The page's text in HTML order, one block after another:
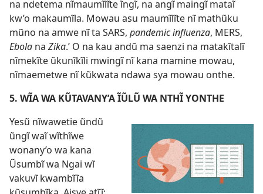
na ndetema nĩmaumĩlĩte ĩngĩ, na angĩ maingĩ mataĩ
kw’o makaumĩla. Mowau asu maumĩlĩte nĩ mathũku
mũno na amwe nĩ ta SARS, pandemic influenza, MERS,
Ebola na Zika.’ O na kau andũ ma saenzi na matakĩtalĩ
nĩmekĩte ũkunĩkĩli mwingĩ nĩ kana mamine mowau,
nĩmaemetwe nĩ kũkwata ndawa sya mowau onthe.
5. WĨA WA KŨTAVANY’A ĨŨLŨ WA NTHĨ YONTHE
Yesũ nĩwawetie ũndũ
ũngĩ waĩ wĩthĩwe
wonany’o wa kana
Ũsumbĩ wa Ngai wĩ
vakuvĩ kwambĩĩa